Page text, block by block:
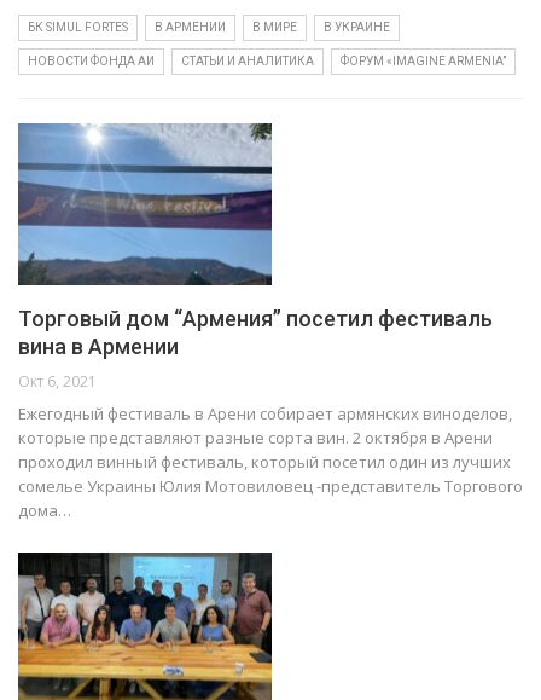
БК SIMUL FORTES В АРМЕНИИ В МИРЕ В УКРАИНЕ
НОВОСТИ ФОНДА АИ СТАТЬИ И АНАЛИТИКА ФОРУМ «IMAGINE ARMENIA”
Торговый дом “Армения” посетил фестиваль
вина в Армении
Окт 6, 2021
Ежегодный фестиваль в Арени собирает армянских виноделов,
которые представляют разные сорта вин. 2 октября в Арени
проходил винный фестиваль, который посетил один из лучших
сомелье Украины Юлия Мотовиловец -представитель Торгового
дома…